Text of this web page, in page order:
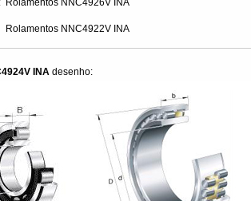
Rolamentos NNC4926V INA
Rolamentos NNC4922V INA
INA desenho: